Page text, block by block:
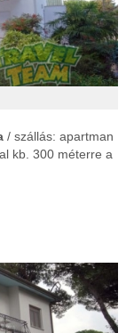
/ szállás: apartman
kb. 300 méterre a